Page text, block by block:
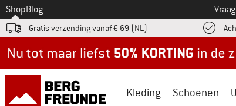
Naar
ShopBlog
Gratis verzending vanaf € 69 (NL)
Kleding Schoenen